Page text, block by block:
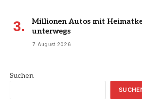
Millionen Autos mit
unterwegs
7 August 2026
Suchen